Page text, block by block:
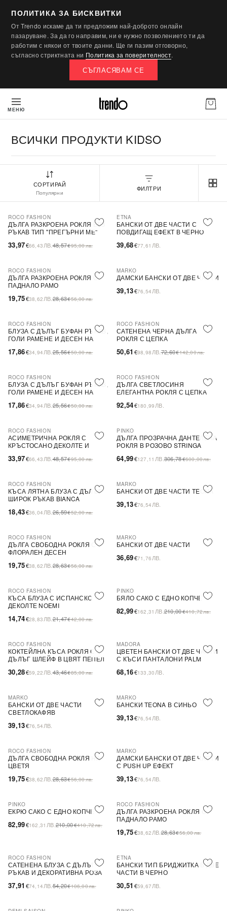
ПОЛИТИКА ЗА БИСКВИТКИ
От Trendo искаме да ти предложим най-доброто онлайн
пазаруване. За да го направим, ни е нужно позволението ти да
работим с някои от твоите данни. Ще ги пазим отговорно,
съгласно стриктната ни Политика за поверителност.
СЪГЛАСЯВАМ СЕ
МЕНЮ
ВСИЧКИ ПРОДУКТИ KIDSO
СОРТИРАЙ
Популярни
ФИЛТРИ
-30%
ROCO FASHION
ДЪЛГА РАЗКРОЕНА РОКЛЯ БЕЗ
РЪКАВ ТИП ''ПРЕГЪРНИ МЕ''
33,97€66,43 ЛВ.48,57€95,00лв.
ETNA
БАНСКИ ОТ ДВЕ ЧАСТИ С
ПОВДИГАЩ ЕФЕКТ В ЧЕРНО
39,68€77,61 ЛВ.
-31%
ROCO FASHION
ДЪЛГА РАЗКРОЕНА РОКЛЯ С
ПАДНАЛО РАМО
19,75€38,62 ЛВ.28,63€56,00лв.
MARKO
ДАМСКИ БАНСКИ ОТ ДВЕ ЧАСТИ
39,13€76,54 ЛВ.
-30%
ROCO FASHION
БЛУЗА С ДЪЛЪГ БУФАН РЪКАВ,
ГОЛИ РАМЕНЕ И ДЕСЕН НА
17,86€34,94 ЛВ.25,56€50,00лв.
-30%
ROCO FASHION
САТЕНЕНА ЧЕРНА ДЪЛГА
РОКЛЯ С ЦЕПКА
50,61 €98,98 ЛВ.72,60€142,00лв.
-30%
ROCO FASHION
БЛУЗА С ДЪЛЪГ БУФАН РЪКАВ,
ГОЛИ РАМЕНЕ И ДЕСЕН НА
17,86€34,94 ЛВ.25,56€50,00лв.
ROCO FASHION
ДЪЛГА СВЕТЛОСИНЯ
ЕЛЕГАНТНА РОКЛЯ С ЦЕПКА
92,54€180,99 ЛВ.
-30%
ROCO FASHION
АСИМЕТРИЧНА РОКЛЯ С
КРЪСТОСАНО ДЕКОЛТЕ И
33,97€66,43 ЛВ.48,57€95,00лв.
-79%
PINKO
ДЪЛГА ПРОЗРАЧНА ДАНТЕЛЕНА
РОКЛЯ В РОЗОВО STRINGA
64,99€127,11 ЛВ.306,78€600,00лв.
-31%
ROCO FASHION
КЪСА ЛЯТНА БЛУЗА С ДЪЛЪГ
ШИРОК РЪКАВ BIANCA
18,43€36,04 ЛВ.26,59€52,00лв.
MARKO
БАНСКИ ОТ ДВЕ ЧАСТИ TEONA
39,13€76,54 ЛВ.
-31%
ROCO FASHION
ДЪЛГА СВОБОДНА РОКЛЯ С
ФЛОРАЛЕН ДЕСЕН
19,75€38,62 ЛВ.28,63€56,00лв.
MARKO
БАНСКИ ОТ ДВЕ ЧАСТИ
36,69€71,76 ЛВ.
-31%
ROCO FASHION
КЪСА БЛУЗА С ИСПАНСКО
ДЕКОЛТЕ NOEMI
14,74€28,83 ЛВ.21,47€42,00лв.
-60%
PINKO
БЯЛО САКО С ЕДНО КОПЧЕ
82,99€162,31 ЛВ.210,00€410,72лв.
-30%
ROCO FASHION
КОКТЕЙЛНА КЪСА РОКЛЯ С
ДЪЛЪГ ШЛЕЙФ В ЦВЯТ ПЕПЕЛ
30,28€59,22 ЛВ.43,46€85,00лв.
MADORA
ЦВЕТЕН БАНСКИ ОТ ДВЕ ЧАСТИ
С КЪСИ ПАНТАЛОНИ PALM
68,16€133,30 ЛВ.
MARKO
БАНСКИ ОТ ДВЕ ЧАСТИ
СВЕТЛОКАФЯВ
39,13€76,54 ЛВ.
MARKO
БАНСКИ TEONA В СИНЬО
39,13€76,54 ЛВ.
-31%
ROCO FASHION
ДЪЛГА СВОБОДНА РОКЛЯ НА
ЦВЕТЯ
19,75€38,62 ЛВ.28,63€56,00лв.
MARKO
ДАМСКИ БАНСКИ ОТ ДВЕ ЧАСТИ
С PUSH UP ЕФЕКТ
39,13€76,54 ЛВ.
-60%
PINKO
ЕКРЮ САКО С ЕДНО КОПЧЕ
82,99€162,31 ЛВ.210,00€410,72лв.
-31%
ROCO FASHION
ДЪЛГА РАЗКРОЕНА РОКЛЯ С
ПАДНАЛО РАМО
19,75€38,62 ЛВ.28,63€56,00лв.
-30%
ROCO FASHION
САТЕНЕНА БЛУЗА С ДЪЛЪГ
РЪКАВ И ДЕКОРАТИВНА РОЗА
37,91 €74,14 ЛВ.54,20€106,00лв.
ETNA
БАНСКИ ТИП БРИДЖИТКА В ДВЕ
ЧАСТИ В ЧЕРНО
30,51 €59,67 ЛВ.